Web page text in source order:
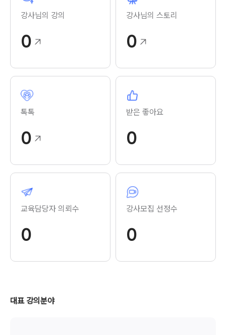
강사님의 강의
0
강사님의 스토리
0
톡톡
0
받은 좋아요
0
교육담당자 의뢰수
0
강사모집 선정수
0
대표 강의분야